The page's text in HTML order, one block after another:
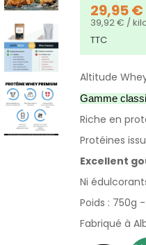
29,95 €
39,92 € /
TTC
Altitude
Gamme
Riche en
Protéines
Excellent
Ni
Poids : 750g
Fabriqué à